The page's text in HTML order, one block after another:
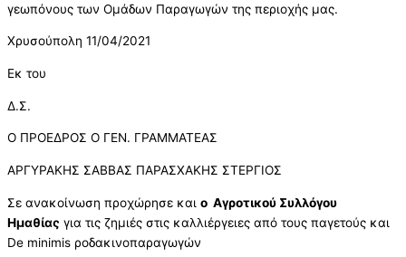
γεωπόνους των Ομάδων Παραγωγών της περιοχής μας.
Χρυσούπολη 11/04/2021
Εκ του
Δ.Σ.
Ο ΠΡΟΕΔΡΟΣ Ο ΓΕΝ. ΓΡΑΜΜΑΤΕΑΣ
ΑΡΓΥΡΑΚΗΣ ΣΑΒΒΑΣ ΠΑΡΑΣΧΑΚΗΣ ΣΤΕΡΓΙΟΣ
Σε ανακοίνωση προχώρησε και ο Αγροτικού Συλλόγου
Ημαθίας για τις ζημιές στις καλλιέργειες από τους παγετούς και
De minimis ροδακινοπαραγωγών